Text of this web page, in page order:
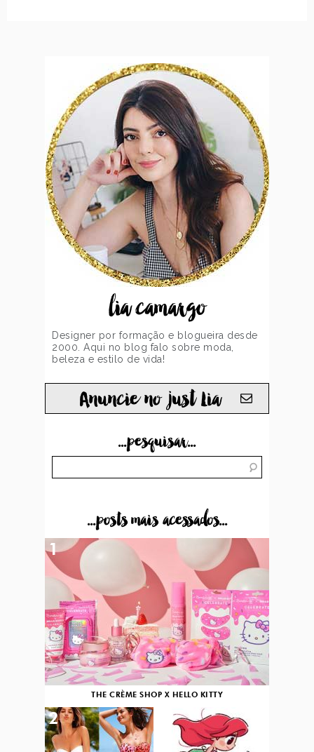
lia camargo
Designer por formação e blogueira desde
2000. Aqui no blog falo sobre moda,
beleza e estilo de vida!
Anuncie no just Lia
...pesquisar...
...posts mais acessados...
THE CRÈME SHOP X HELLO KITTY
1
2 3